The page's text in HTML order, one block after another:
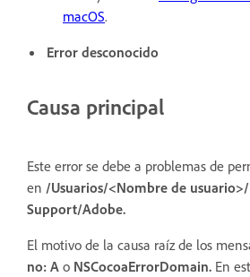
macOS.
Error desconocido
Causa principal
Este error se debe a problemas de
en /Usuarios/<Nombre de
Support/Adobe.
El motivo de la causa raíz de los
no: A o NSCocoaErrorDomain. En